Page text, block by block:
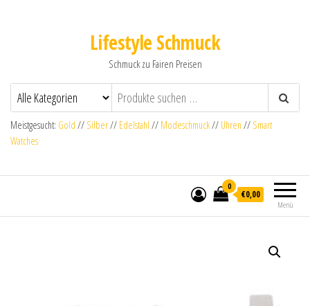
Lifestyle Schmuck
Schmuck zu Fairen Preisen
Meistgesucht: Gold // Silber// Edelstahl // Modeschmuck// Uhren // Smart
Watches
Menü
0
€0,00